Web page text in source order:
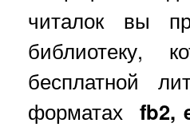
читалок вы
библиотеку,
бесплатной
форматах fb2,